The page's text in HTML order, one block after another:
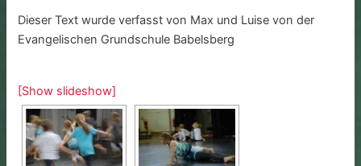
Dieser Text wurde verfasst von Max und Luise von der
Evangelischen Grundschule Babelsberg
[Show slideshow]